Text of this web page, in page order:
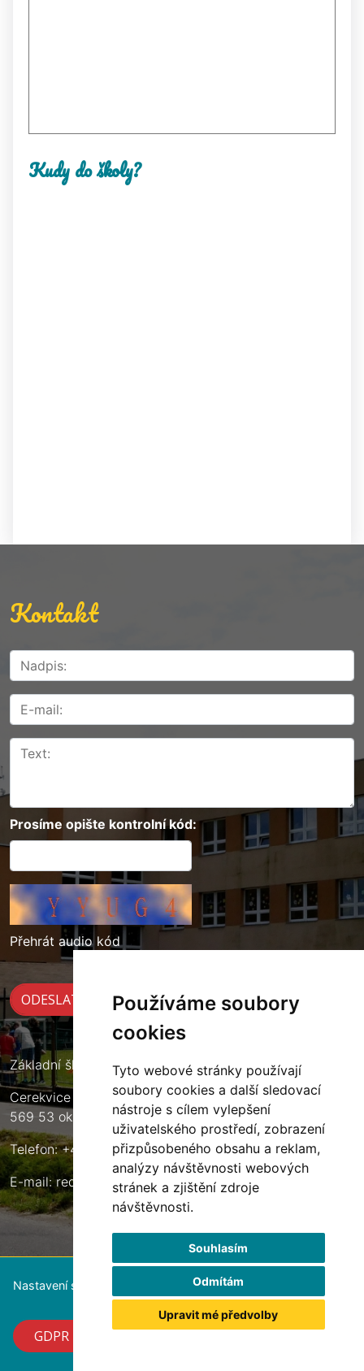
Používáme soubory
cookies
Tyto webové stránky používají
soubory cookies a další sledovací
nástroje s cílem vylepšení
uživatelského prostředí, zobrazení
přizpůsobeného obsahu a reklam,
analýzy návštěvnosti webových
stránek a zjištění zdroje
návštěvnosti.
Souhlasím
Odmítám
Upravit mé předvolby
Kudy do školy?
Kontakt
Prosíme opište kontrolní kód:
Přehrát audio kód
Základní škola Cerekvice nad Loučnou
Cerekvice nad Loučnou 135
569 53 okres Svitavy
Telefon: +420 461 633 140
E-mail:reditel@zscerekvice.cz
Nastavení souborů cookie
GDPR